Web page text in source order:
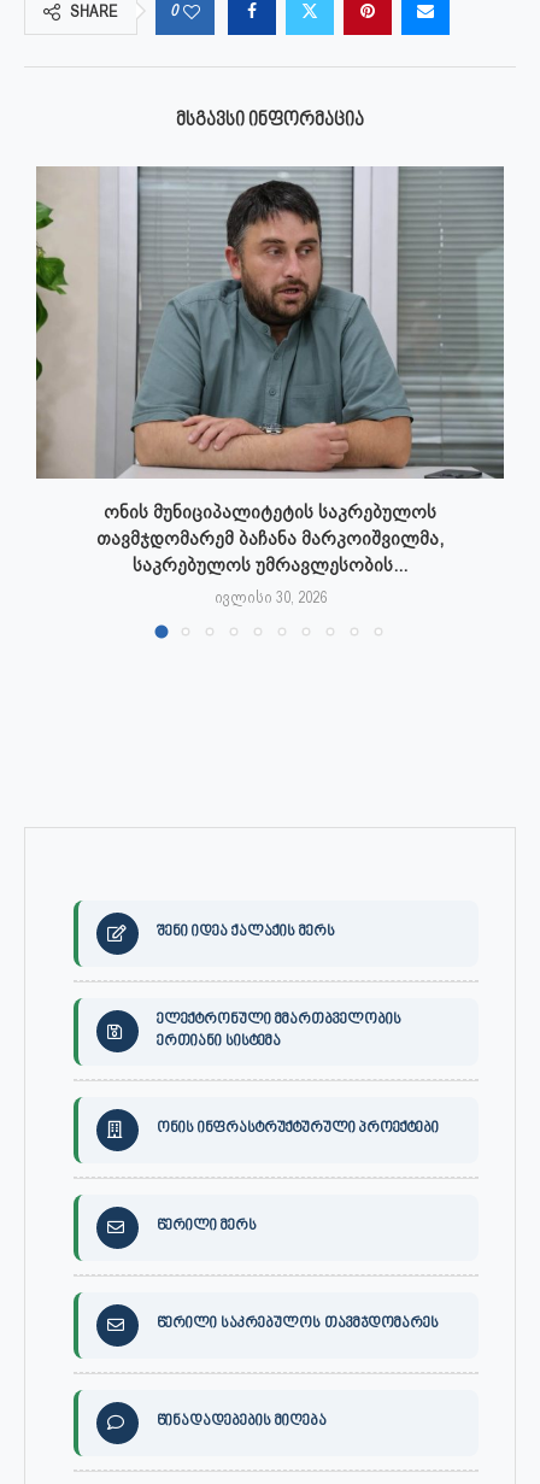
SHARE 0
ᲛᲡᲒᲐᲕᲡᲘ ᲘᲜᲤᲝᲠᲛᲐᲪᲘᲐ
ონის მუნიციპალიტეტის საკრებულოს
თავმჯდომარემ ბაჩანა მარკოიშვილმა,
საკრებულოს უმრავლესობის...
ივლისი 30, 2026
შენი იდეა ქალაქის მერს
ელექტრონული მმართბველობის
ერთიანი სისტემა
ონის ინფრასტრუქტურული პროექტები
წერილი მერს
წერილი საკრებულოს თავმჯდომარეს
წინადადებების მიღება